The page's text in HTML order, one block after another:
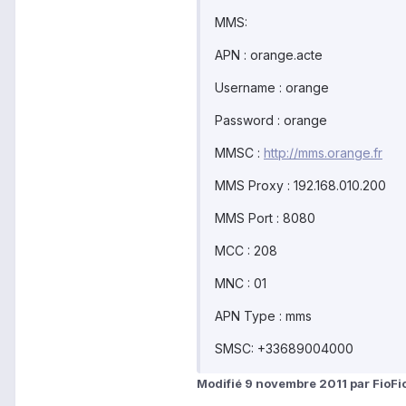
MMS:
APN : orange.acte
Username : orange
Password : orange
MMSC : http://mms.orange.fr
MMS Proxy : 192.168.010.200
MMS Port : 8080
MCC : 208
MNC : 01
APN Type : mms
SMSC: +33689004000
Modifié 9 novembre 2011 par